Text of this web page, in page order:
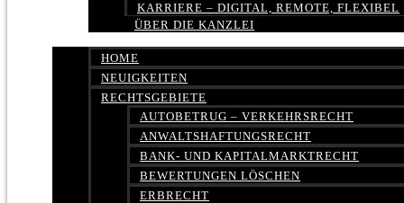
KARRIERE – DIGITAL, REMOTE, FLEXIBEL
ÜBER DIE KANZLEI
HOME
NEUIGKEITEN
RECHTSGEBIETE
AUTOBETRUG – VERKEHRSRECHT
ANWALTSHAFTUNGSRECHT
BANK- UND KAPITALMARKTRECHT
BEWERTUNGEN LÖSCHEN
ERBRECHT